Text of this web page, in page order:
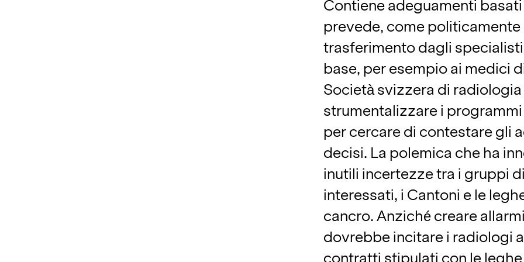
Contiene adeguamenti
prevede, come
trasferimento dagli
base, per esempio ai medici
Società svizzera di
strumentalizzare i
per cercare di contestare gli
decisi. La polemica che ha
inutili incertezze tra i gruppi
interessati, i Cantoni e le
cancro. Anziché creare
dovrebbe incitare i radiologi
contratti stipulati con le